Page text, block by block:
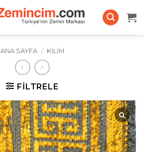
ANA SAYFA / KILIM
FILTRELE